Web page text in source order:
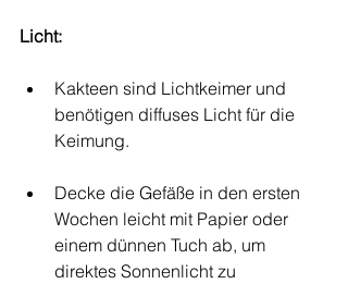
Licht:
Kakteen sind Lichtkeimer und
benötigen diffuses Licht für die
Keimung.
Decke die Gefäße in den ersten
Wochen leicht mit Papier oder
einem dünnen Tuch ab, um
direktes Sonnenlicht zu